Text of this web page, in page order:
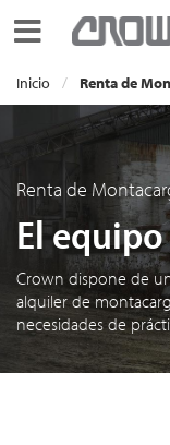
Toggle navigation
Inicio Renta de
Renta de
El
Crown dispone de
alquiler de
necesidades de